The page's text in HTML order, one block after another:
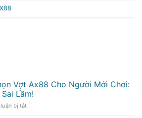
Vợt Ax88 Cho Người Mới Chơi:
Lầm!
bị tắtở